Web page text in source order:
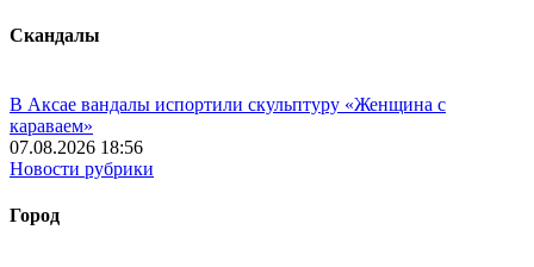
Скандалы
В Аксае вандалы испортили скульптуру «Женщина с
караваем»
07.08.2026 18:56
Новости рубрики
Город